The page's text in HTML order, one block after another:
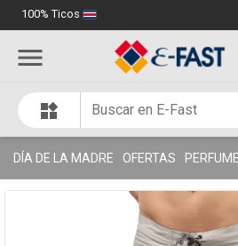
100% Ticos
menu
widgets
DÍA DE LA MADRE OFERTAS